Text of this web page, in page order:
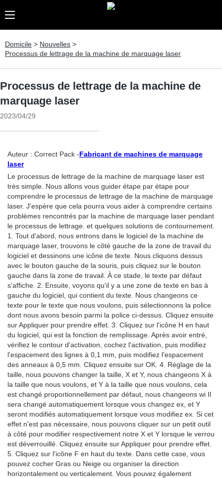
Domicile > Nouvelles >
Processus de lettrage de la machine de marquage laser
Processus de lettrage de la machine de
marquage laser
2023/04/29
Auteur : Correct Pack -Fabricant de machines de marquage
laser
Le processus de lettrage de la machine de marquage laser est
très simple. Nous allons vous guider étape par étape pour
comprendre le processus de lettrage de la machine de marquage
laser. J'espère que cela pourra vous aider à comprendre certains
problèmes rencontrés par la machine de marquage laser pendant
le processus de lettrage. et quelques solutions de contournement.
1. Tout d'abord, nous entrons dans le logiciel de la machine de
marquage laser, trouvons le côté gauche de la zone de travail du
logiciel et dessinons une icône de texte. Nous cliquons dessus
avec le bouton gauche de la souris, puis cliquez sur le bouton
gauche dans la zone de travail. À ce stade, le texte par défaut
s'affiche. 2. Ensuite, voyons qu'il y a une zone de texte en bas à
gauche du logiciel, qui contient du texte. Nous changeons ce
texte pour le texte que nous voulons, puis sélectionnons la police
dont nous avons besoin parmi la police ci-dessus. Cliquez ensuite
sur Appliquer pour prendre effet. 3. Cliquez sur l'icône H en haut
du logiciel, qui est la fonction de remplissage. Après avoir entré,
vérifiez le contour d'activation, cochez l'activation, puis modifiez
l'espacement des lignes à 0,1 mm, puis modifiez l'espacement
des anneaux à 0,5 mm. Cliquez ensuite sur OK. 4. Réglage de la
taille, nous pouvons changer la taille, X et Y, nous changeons X à
la taille que nous voulons, et Y à la taille que nous voulons, cela
est changé proportionnellement par défaut, nous changeons wi Il
sera changé automatiquement lorsque vous changez ex, et Y
seront modifiés automatiquement lorsque vous modifiez ex. Si cet
effet n'est pas nécessaire, nous pouvons cliquer sur un petit outil
à côté pour modifier respectivement notre X et Y lorsque le verrou
est déverrouillé. Cliquez ensuite sur Appliquer pour prendre effet.
5. Cliquez sur l'icône F en haut du texte. Dans cette case, vous
pouvez cocher Gras ou Neige ou organiser la direction
horizontalement ou verticalement. Vous pouvez également